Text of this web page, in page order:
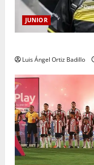
JUNIOR
Luis Ángel Ortiz Badillo